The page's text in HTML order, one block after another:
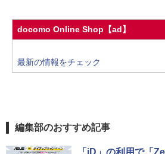
docomo Online Shop【ad】
最新の情報をチェック
編集部のおすすめ記事